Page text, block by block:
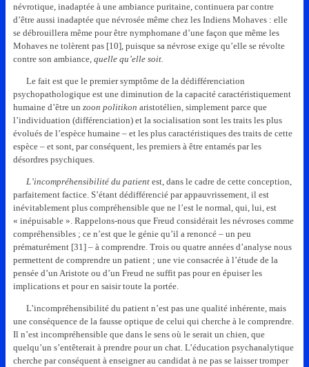
névrotique, inadaptée à une ambiance puritaine, continuera par contre
d’être aussi inadaptée que névrosée même chez les Indiens Mohaves : elle
se débrouillera même pour être nymphomane d’une façon que même les
Mohaves ne tolèrent pas [10], puisque sa névrose exige qu’elle se révolte
contre son ambiance, quelle qu’elle soit.
Le fait est que le premier symptôme de la dédifférenciation
psychopathologique est une diminution de la capacité caractéristiquement
humaine d’être un zoon politikon aristotélien, simplement parce que
l’individuation (différenciation) et la socialisation sont les traits les plus
évolués de l’espèce humaine – et les plus caractéristiques des traits de cette
espèce – et sont, par conséquent, les premiers à être entamés par les
désordres psychiques.
L’incompréhensibilité du patientest, dans le cadre de cette conception,
parfaitement factice. S’étant dédifférencié par appauvrissement, il est
inévitablement plus compréhensible que ne l’est le normal, qui, lui, est
« inépuisable ». Rappelons-nous que Freud considérait les névroses comme
compréhensibles ; ce n’est que le génie qu’il a renoncé – un peu
prématurément [31] – à comprendre. Trois ou quatre années d’analyse nous
permettent de comprendre un patient ; une vie consacrée à l’étude de la
pensée d’un Aristote ou d’un Freud ne suffit pas pour en épuiser les
implications et pour en saisir toute la portée.
L’incompréhensibilité du patient n’est pas une qualité inhérente, mais
une conséquence de la fausse optique de celui qui cherche à le comprendre.
Il n’est incompréhensible que dans le sens où le serait un chien, que
quelqu’un s’entêterait à prendre pour un chat. L’éducation psychanalytique
cherche par conséquent à enseigner au candidat à ne pas se laisser tromper